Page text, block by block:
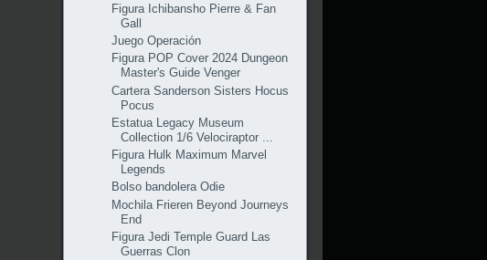
Figura Ichibansho Pierre & Fan
Gall
Juego Operación
Figura POP Cover 2024 Dungeon
Master's Guide Venger
Cartera Sanderson Sisters Hocus
Pocus
Estatua Legacy Museum
Collection 1/6 Velociraptor ...
Figura Hulk Maximum Marvel
Legends
Bolso bandolera Odie
Mochila Frieren Beyond Journeys
End
Figura Jedi Temple Guard Las
Guerras Clon